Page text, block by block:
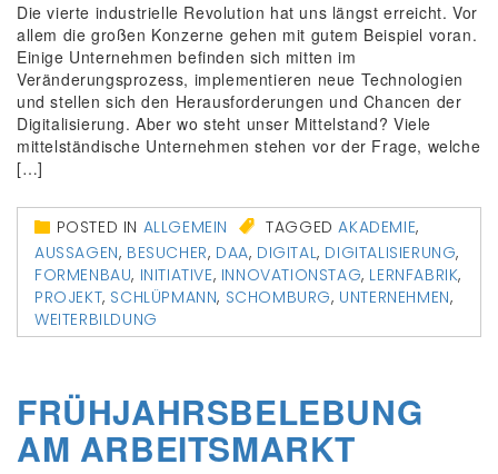
Die vierte industrielle Revolution hat uns längst erreicht. Vor
allem die großen Konzerne gehen mit gutem Beispiel voran.
Einige Unternehmen befinden sich mitten im
Veränderungsprozess, implementieren neue Technologien
und stellen sich den Herausforderungen und Chancen der
Digitalisierung. Aber wo steht unser Mittelstand? Viele
mittelständische Unternehmen stehen vor der Frage, welche
[…]
POSTED IN ALLGEMEIN TAGGEDAKADEMIE,
AUSSAGEN, BESUCHER, DAA, DIGITAL, DIGITALISIERUNG,
FORMENBAU, INITIATIVE, INNOVATIONSTAG, LERNFABRIK,
PROJEKT, SCHLÜPMANN, SCHOMBURG, UNTERNEHMEN,
WEITERBILDUNG
FRÜHJAHRSBELEBUNG
AM ARBEITSMARKT